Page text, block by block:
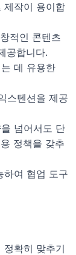
제작이 용이합
적인 콘텐츠
공합니다.
데 유용한
스텐션을 제공
넘어서도 단
정책을 갖추
하여 협업 도구
확히 맞추기